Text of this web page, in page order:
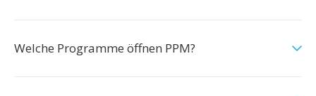
Welche Programme öffnen PPM?